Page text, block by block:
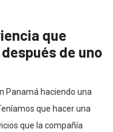
que
de uno
Panamá haciendo una
que hacer una
que la compañía